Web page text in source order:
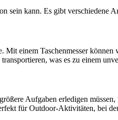
kann. Es gibt verschiedene
einem Taschenmesser
was es zu einem
Aufgaben erledigen
für Outdoor-Aktivitäten, bei